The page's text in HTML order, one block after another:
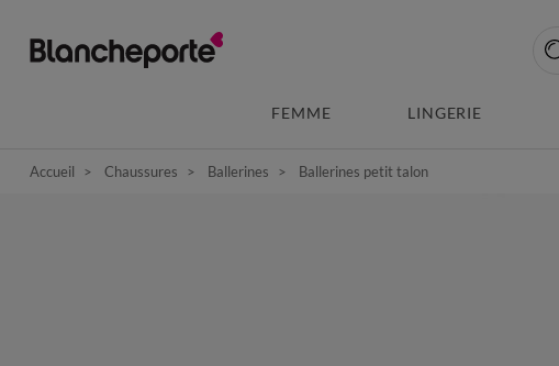
FEMME LINGERIE
Accueil Chaussures Ballerines Ballerines petit talon